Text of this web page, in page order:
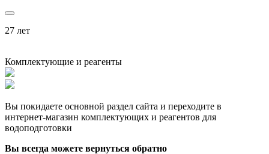
27 лет
Комплектующие и реагенты
Вы покидаете основной раздел сайта и переходите в
интернет-магазин комплектующих и реагентов для
водоподготовки
Вы всегда можете вернуться обратно